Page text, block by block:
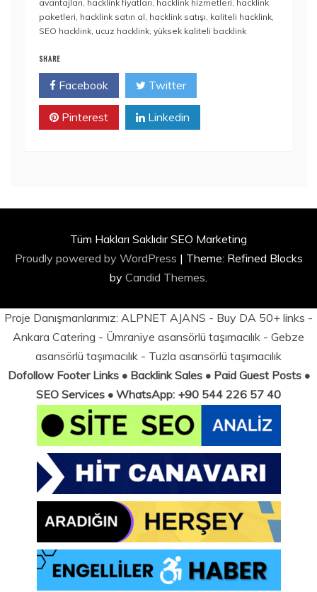
avantajları hacklink fiyatları hacklink hizmetleri hacklink
paketleri hacklink satın al hacklink satışı kaliteli hacklink
SEO hacklink ucuz hacklink yüksek kaliteli backlink
SHARE
Facebook Twitter
Pinterest Linkedin
Tüm Hakları Saklıdır SEO Marketing
Proudly powered by WordPress | Theme: Refined Blocks
by Candid Themes
Proje Danışmanlarımız: ALPNET AJANS - Buy DA 50+ links -
Ankara Catering - Ümraniye asansörlü taşımacılık - Gebze
asansörlü taşımacılık - Tuzla asansörlü taşımacılık
Dofollow Footer Links • Backlink Sales • Paid Guest Posts •
SEO Services • WhatsApp: +90 544 226 57 40